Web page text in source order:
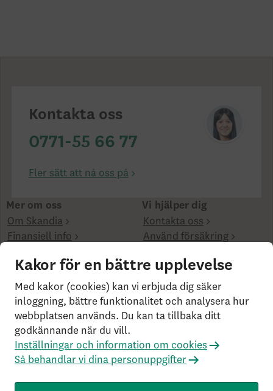
Kontakta oss
0771-55 66 77
Fler sätt att nå oss på
Mer om oss
Om Skandia
Finansiell info
Vi hjälper dig
Kontakta oss
Använd försäkring
Kanaler
Cookies på skandia.se Användarvillkor
Bor du
utanför Sverige?
Så behandlar vi personuppgifter
Om penningtvättslagen
Har du klagomål
Kakor för en bättre upplevelse
Med kakor (cookies) kan vi erbjuda dig säker
inloggning, bättre funktionalitet och analysera hur
webbplatsen används. Du kan ta tillbaka ditt
godkännande när du vill.
Inställningar och information om cookies
Så behandlar vi dina personuppgifter